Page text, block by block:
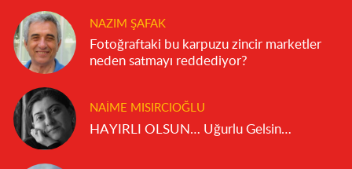
NAZIM ŞAFAK
Fotoğraftaki bu karpuzu zincir marketler
neden satmayı reddediyor?
NAIME MISIRCIOĞLU
HAYIRLI OLSUN… Uğurlu Gelsin…